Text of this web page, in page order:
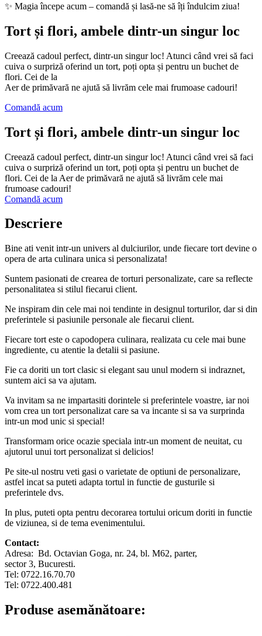
✨ Magia începe acum – comandă și lasă-ne să îți îndulcim ziua!
Tort și flori, ambele dintr-un singur loc
Creează cadoul perfect, dintr-un singur loc! Atunci când vrei să faci
cuiva o surpriză oferind un tort, poți opta și pentru un buchet de
flori. Cei de la
Aer de primăvară ne ajută să livrăm cele mai frumoase cadouri!
Comandă acum
Tort și flori, ambele dintr-un singur loc
Creează cadoul perfect, dintr-un singur loc! Atunci când vrei să faci
cuiva o surpriză oferind un tort, poți opta și pentru un buchet de
flori. Cei de la Aer de primăvară ne ajută să livrăm cele mai
frumoase cadouri!
Comandă acum
Descriere
Bine ati venit intr-un univers al dulciurilor, unde fiecare tort devine o
opera de arta culinara unica si personalizata!
Suntem pasionati de crearea de torturi personalizate, care sa reflecte
personalitatea si stilul fiecarui client.
Ne inspiram din cele mai noi tendinte in designul torturilor, dar si din
preferintele si pasiunile personale ale fiecarui client.
Fiecare tort este o capodopera culinara, realizata cu cele mai bune
ingrediente, cu atentie la detalii si pasiune.
Fie ca doriti un tort clasic si elegant sau unul modern si indraznet,
suntem aici sa va ajutam.
Va invitam sa ne impartasiti dorintele si preferintele voastre, iar noi
vom crea un tort personalizat care sa va incante si sa va surprinda
intr-un mod unic si special!
Transformam orice ocazie speciala intr-un moment de neuitat, cu
ajutorul unui tort personalizat si delicios!
Pe site-ul nostru veti gasi o varietate de optiuni de personalizare,
astfel incat sa puteti adapta tortul in functie de gusturile si
preferintele dvs.
In plus, puteti opta pentru decorarea tortului oricum doriti in functie
de viziunea, si de tema evenimentului.
Contact:
Adresa: Bd. Octavian Goga, nr. 24, bl. M62, parter,
sector 3, Bucuresti.
Tel: 0722.16.70.70
Tel: 0722.400.481
Produse asemănătoare: